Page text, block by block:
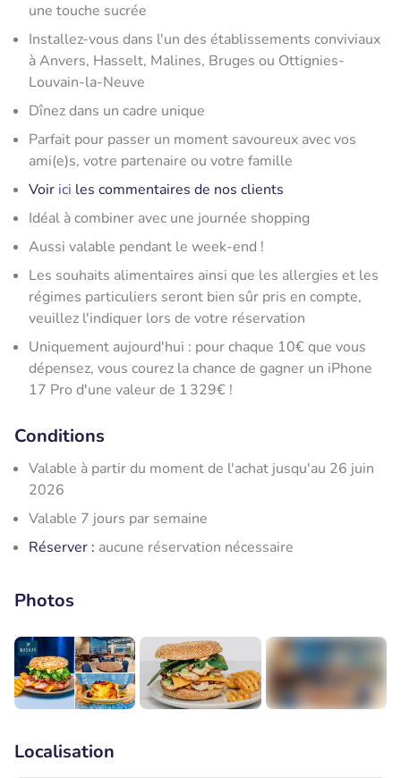
une touche sucrée
Installez-vous dans l'un des établissements conviviaux
à Anvers, Hasselt, Malines, Bruges ou Ottignies-
Louvain-la-Neuve
Dînez dans un cadre unique
Parfait pour passer un moment savoureux avec vos
ami(e)s, votre partenaire ou votre famille
Voir ici les commentaires de nos clients
Idéal à combiner avec une journée shopping
Aussi valable pendant le week-end !
Les souhaits alimentaires ainsi que les allergies et les
régimes particuliers seront bien sûr pris en compte,
veuillez l'indiquer lors de votre réservation
Uniquement aujourd'hui : pour chaque 10€ que vous
dépensez, vous courez la chance de gagner un iPhone
17 Pro d'une valeur de 1 329€ !
Conditions
Valable à partir du moment de l'achat jusqu'au 26 juin
2026
Valable 7 jours par semaine
Réserver : aucune réservation nécessaire
Photos
Localisation